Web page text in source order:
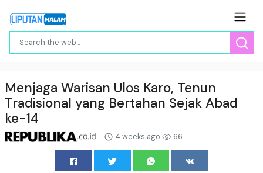
Menjaga Warisan Ulos Karo, Tenun
Tradisional yang Bertahan Sejak Abad
ke-14
4 weeks ago 66